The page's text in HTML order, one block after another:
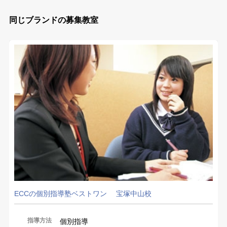
同じブランドの募集教室
ECCの個別指導塾ベストワン 宝塚中山校
指導方法 個別指導